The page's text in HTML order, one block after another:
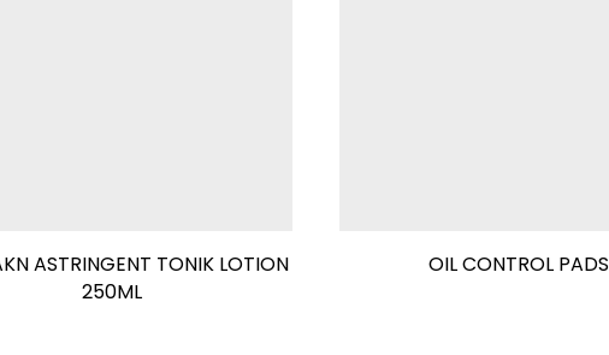
ASTRINGENT TONIK LOTION
250ML
OIL CONTROL PADS